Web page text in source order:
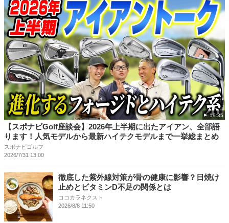
19:35
【スポナビGolf座談会】2026年上半期に出たアイアン、全部語
ります！人気モデルから最新ハイテクモデルまで一挙総まとめ
スポナビゴルフ
2026/7/31 13:00
徹底した紫外線対策が骨の健康に影響？日焼け
止めとビタミンD不足の関係とは
ココカラネクスト
2026/8/8 11:50